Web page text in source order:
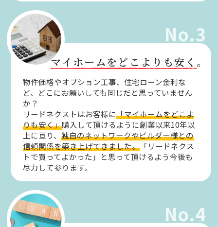
No.3
マイホームをどこよりも安く。
物件価格やオプション工事、住宅ローン金利な
ど、どこにお願いしても同じだと思っていません
か？
リードネクストはお客様に「マイホームをどこよ
りも安く」購入して頂けるように創業以来10年以
上に亘り、独自のネットワークやビルダー様との
信頼関係を築き上げてきました。 「リードネクス
トで買ってよかった」と思って頂けるよう今後も
尽力して参ります。
No.4